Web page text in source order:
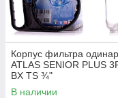
Корпус фильтра
ATLAS SENIOR PLUS
BX TS ¾"
В наличии